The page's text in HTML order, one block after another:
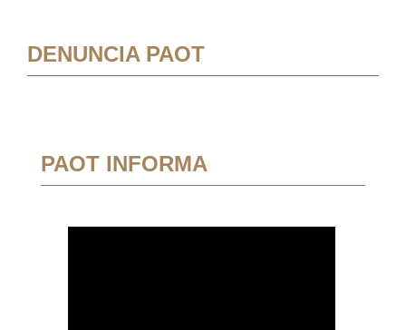
DENUNCIA PAOT
PAOT INFORMA